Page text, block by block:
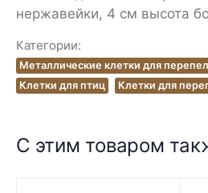
нержавейки, 4 см высота
Категории:
Металлические клетки для
Клетки для птиц
Клетки для
С этим товаром